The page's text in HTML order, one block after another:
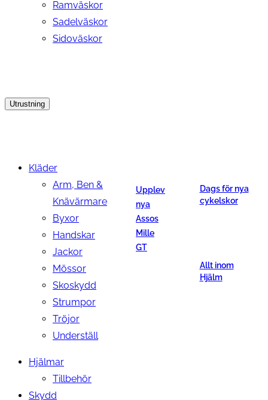
Ramväskor
Sadelväskor
Sidoväskor
Utrustning
Kläder
Arm, Ben &
Knävärmare
Byxor
Handskar
Jackor
Mössor
Skoskydd
Strumpor
Tröjor
Underställ
Hjälmar
Tillbehör
Skydd
Upplev
nya
Assos
Mille
GT
Dags för nya
cykelskor
Allt inom
Hjälm